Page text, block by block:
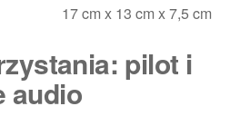
17 cm x 13 cm x 7,5 cm
pilot i
audio